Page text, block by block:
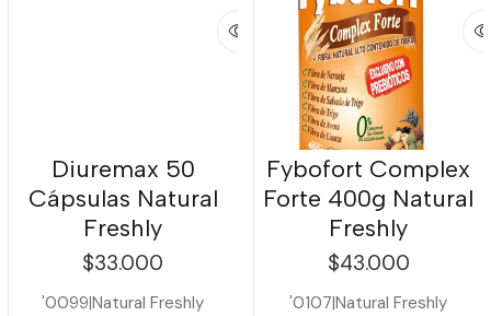
Diuremax 50
Cápsulas Natural
Freshly
$33.000
'0099|Natural Freshly
Fybofort Complex
Forte 400g Natural
Freshly
$43.000
'0107|Natural Freshly